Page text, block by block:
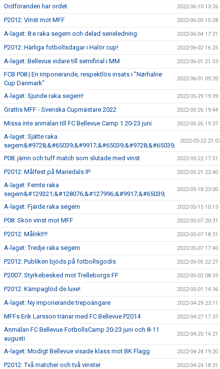
Ordföranden har ordet 2022-06-10 13:26
P2012: Vinst mot MFF 2022-06-05 15:28
A-laget: 8:e raka segern och delad serieledning 2022-06-04 17:21
P2012: Härliga fotbollsdagar i Halör cup! 2022-06-02 16:25
A-laget: Bellevue vidare till semifinal i MM 2022-06-01 21:53
FCB P08 | En imponerande, respektlös insats i ”Nørhalne
Cup Danmark”
2022-06-01 09:20
A-laget: Sjunde raka segern! 2022-05-29 19:39
Grattis MFF - Svenska Cupmästare 2022 2022-05-26 19:44
Missa inte anmälan till FC Bellevue Camp 1 20-23 juni 2022-05-26 19:37
A-laget: Sjätte raka
segern&#9728;&#65039;&#9917;&#65039;&#9728;&#65039;
2022-05-22
P08: jämn och tuff match som slutade med vinst 2022-05-22 17:51
P2012: Målfest på Mariedals IP 2022-05-21 22:40
A-laget: Femte raka
segern&#129321;&#128076;&#127996;&#9917;&#65039;
2022-05-18 23:00
A-laget: Fjärde raka segern 2022-05-15 10:13
P08: Skön vinst mot MFF 2022-05-07 20:31
P2012: Målrikt!!! 2022-05-07 18:31
A-laget: Tredje raka segern 2022-05-07 17:40
P2012: Publiken bjöds på fotbollsgodis 2022-05-05 22:27
P2007: Styrkebesked mot Trelleborgs FF 2022-05-02 08:59
P2012: Kämpaglöd de luxe! 2022-05-01 14:36
A-laget: Ny imponerande trepoängare 2022-04-29 23:11
MFFs Erik Larsson tränar med FC Bellevue P2014 2022-04-27 17:37
Anmälan FC Bellevue FotbollsCamp 20-23 juni och 8-11
augusti
2022-04-25 14:21
A-laget: Modigt Bellevue visade klass mot BK Flagg 2022-04-24 19:20
P2012: Två matcher och två vinster 2022-04-24 18:31